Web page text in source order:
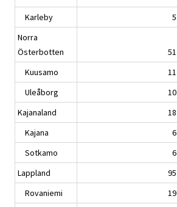
Karleby
5
Norra
Österbotten
51
Kuusamo
11
Uleåborg
10
Kajanaland
18
Kajana
6
Sotkamo
6
Lappland
95
Rovaniemi
19